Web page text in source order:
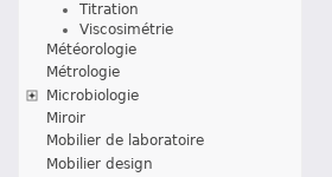
Titration
Viscosimétrie
Météorologie
Métrologie
Microbiologie
Miroir
Mobilier de laboratoire
Mobilier design